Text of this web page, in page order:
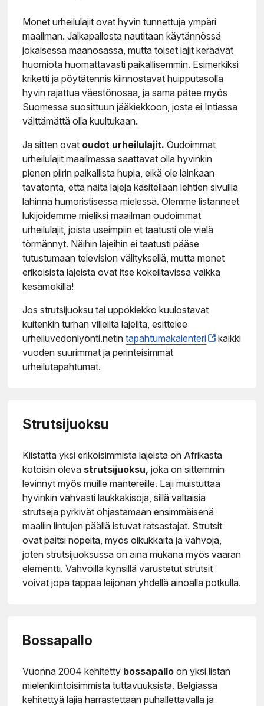
Monet urheilulajit ovat hyvin tunnettuja ympäri
maailman. Jalkapallosta nautitaan käytännössä
jokaisessa maanosassa, mutta toiset lajit keräävät
huomiota huomattavasti paikallisemmin. Esimerkiksi
kriketti ja pöytätennis kiinnostavat huipputasolla
hyvin rajattua väestönosaa, ja sama pätee myös
Suomessa suosittuun jääkiekkoon, josta ei Intiassa
välttämättä olla kuultukaan.
Ja sitten ovat oudot urheilulajit.Oudoimmat
urheilulajit maailmassa saattavat olla hyvinkin
pienen piirin paikallista hupia, eikä ole lainkaan
tavatonta, että näitä lajeja käsitellään lehtien sivuilla
lähinnä humoristisessa mielessä. Olemme listanneet
lukijoidemme mieliksi maailman oudoimmat
urheilulajit, joista useimpiin et taatusti ole vielä
törmännyt. Näihin lajeihin ei taatusti pääse
tutustumaan television välityksellä, mutta monet
erikoisista lajeista ovat itse kokeiltavissa vaikka
kesämökillä!
Jos strutsijuoksu tai uppokiekko kuulostavat
kuitenkin turhan villeiltä lajeilta, esittelee
urheiluvedonlyönti.netintapahtumakalenteri
kaikki
vuoden suurimmat ja perinteisimmät
urheilutapahtumat.
Strutsijuoksu
Kiistatta yksi erikoisimmista lajeista on Afrikasta
kotoisin oleva strutsijuoksu,joka on sittemmin
levinnyt myös muille mantereille. Laji muistuttaa
hyvinkin vahvasti laukkakisoja, sillä valtaisia
strutseja pyrkivät ohjastamaan ensimmäisenä
maaliin lintujen päällä istuvat ratsastajat. Strutsit
ovat paitsi nopeita, myös oikukkaita ja vahvoja,
joten strutsijuoksussa on aina mukana myös vaaran
elementti. Vahvoilla kynsillä varustetut strutsit
voivat jopa tappaa leijonan yhdellä ainoalla potkulla.
Bossapallo
Vuonna 2004 kehitetty bossapalloon yksi listan
mielenkiintoisimmista tuttavuuksista. Belgiassa
kehitettyä lajia harrastettaan puhallettavalla ja